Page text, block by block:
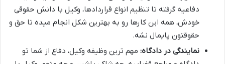
دفاعیه گرفته تا تنظیم انواع قراردادها، وکیل با دانش حقوقی
خودش، همه این کارها رو به بهترین شکل انجام میده تا حق و
حقوقتون پایمال نشه.
نمایندگی در دادگاه: مهم ترین وظیفه وکیل، دفاع از شما تو